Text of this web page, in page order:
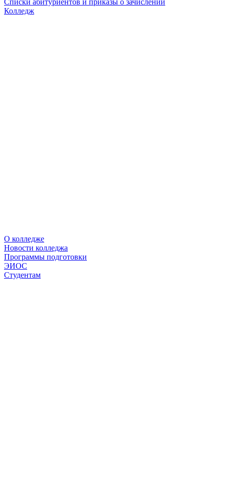
Списки абитуриентов и приказы о зачислении
Колледж
О колледже
Новости колледжа
Программы подготовки
ЭИОС
Студентам